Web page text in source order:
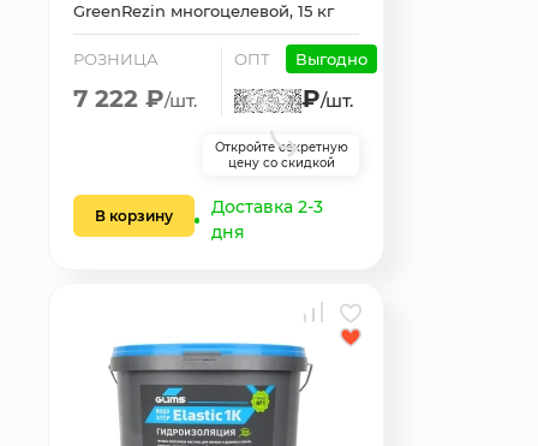
GreenRezin многоцелевой, 15 кг
РОЗНИЦА
7 222 ₽/шт.
ОПТ Выгодно
₽/шт.
Откройте секретную
цену со скидкой
В корзину
Доставка 2-3
дня